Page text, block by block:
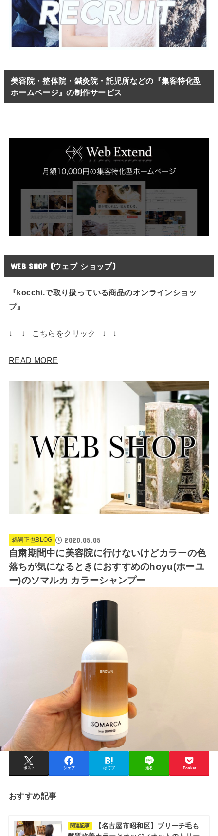
美容院・整体院・鍼灸院・託児所などの『集客特化型
ホームページ』の制作サービス
WEB SHOP (ウェブ ショップ)
『kocchi.で取り扱っている商品のオンラインショッ
プ』
↓ ↓ こちらをクリック ↓ ↓
READ MORE
鵜飼正也BLOG 2020.05.05
自粛期間中に美容院に行けないけどカラーの色
落ちが気になるときにおすすめのhoyu(ホーユ
ー)のソマルカ カラーシャンプー
ポスト シェア はてブ 送る Pocket
おすすめ記事
関連記事
【名古屋市昭和区】ブリーチ毛も